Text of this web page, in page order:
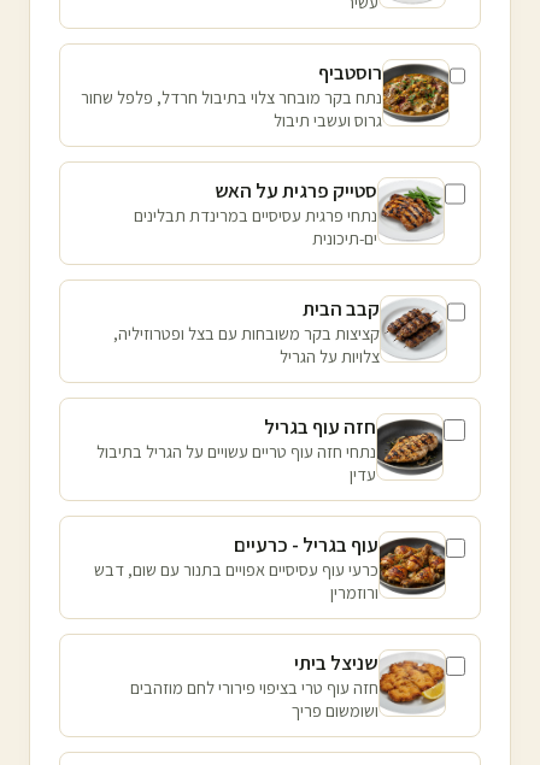
רוסטביף
נתח בקר מובחר צלוי בתיבול חרדל, פלפל שחור
גרוס ועשבי תיבול
סטייק פרגית על האש
נתחי פרגית עסיסיים במרינדת תבלינים
ים-תיכונית
קבב הבית
קציצות בקר משובחות עם בצל ופטרוזיליה,
צלויות על הגריל
חזה עוף בגריל
נתחי חזה עוף טריים עשויים על הגריל בתיבול
עדין
עוף בגריל - כרעיים
כרעי עוף עסיסיים אפויים בתנור עם שום, דבש
ורוזמרין
שניצל ביתי
חזה עוף טרי בציפוי פירורי לחם מוזהבים
ושומשום פריך